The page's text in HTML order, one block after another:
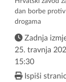
dan borbe
drogama
Zadnja
25. travnja
15:30
Ispiši